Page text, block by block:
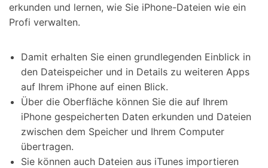
erkunden und lernen, wie Sie iPhone-Dateien wie ein
Profi verwalten.
Damit erhalten Sie einen grundlegenden Einblick in
den Dateispeicher und in Details zu weiteren Apps
auf Ihrem iPhone auf einen Blick.
Über die Oberfläche können Sie die auf Ihrem
iPhone gespeicherten Daten erkunden und Dateien
zwischen dem Speicher und Ihrem Computer
übertragen.
Sie können auch Dateien aus iTunes importieren